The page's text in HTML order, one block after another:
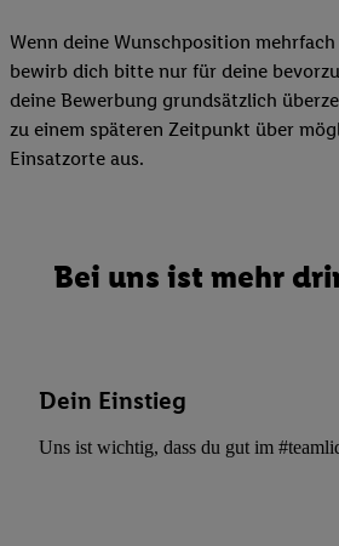
Wenn deine Wunschposition
bewirb dich bitte nur für deine
deine Bewerbung grundsätzlich
zu einem späteren Zeitpunkt über
Einsatzorte aus.
Bei uns ist mehr
Dein Einstieg
Uns ist wichtig, dass du gut im